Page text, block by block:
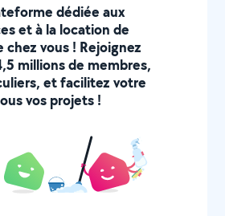
dédiée aux
et à la location de
vous ! Rejoignez
millions de membres,
et facilitez votre
vos projets !